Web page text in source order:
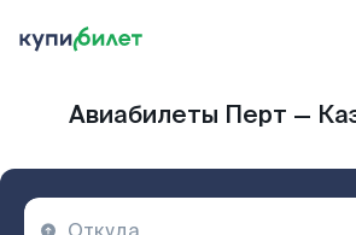
Авиабилеты Перт —